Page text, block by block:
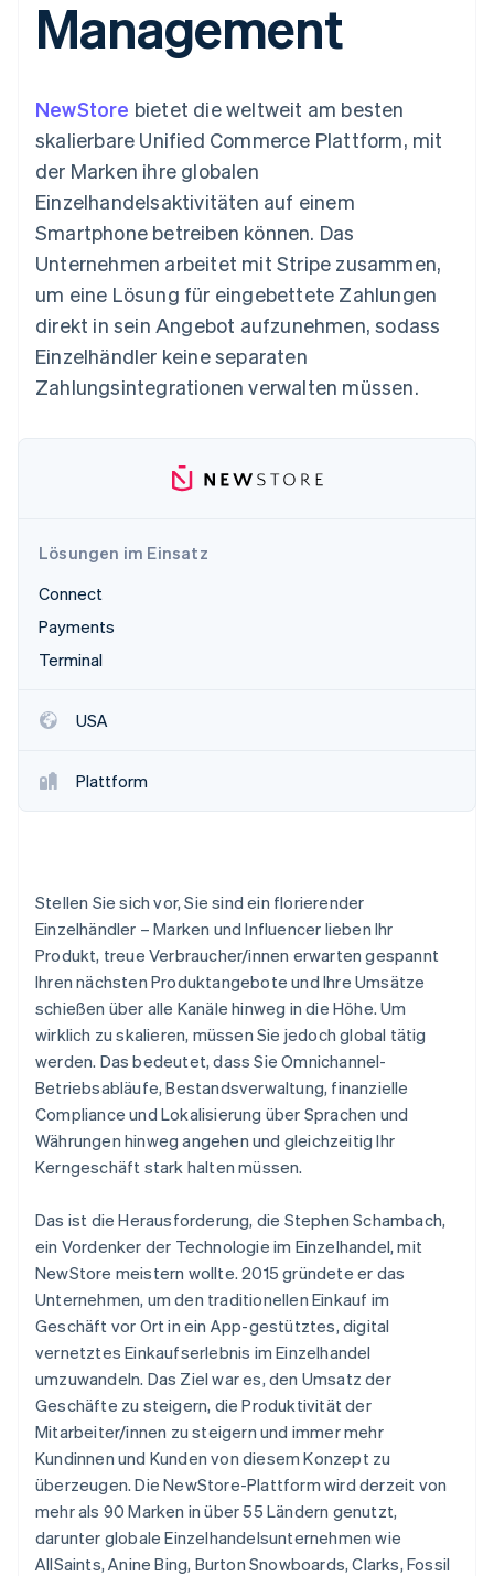
Zugriff auf mehr als
125
Authorization
Optimierung der
Autorisierungsraten
Beschleunigter
Bezahlvorgang
Financial
Connections
Verbundene
Datensynchronisierung
Start-up-Gründung
Climate
Identity
Online-Identitätsprüfung
Erfahren Sie, wie Stripe Lösungen für die
Geldmanagement
Plattformen
SaaS
Nach Branche
KI-Unternehmen
Creator Economy
Gaming
Freizeit
Versicherungen
Medien und
Unterhaltung
Gemeinnützige
Organisationen
Fachdienstleistungen
Partner
Marktplatz auf
Grundlagen der
Abonnementverwaltung
nutzungsbasierte
Abrechnung um
Stablecoin-gestützte
Karten ausgeben: So
geht´s
Bereitstellung und
Verwaltung von
Diensten mit Agenten
App-Integrationen
Produkt-Roadmap
Stripe Sessions
Stripe Press
Kontakt
Sales-Team
kontaktieren
Partner werden
Management
NewStore bietet die weltweit am besten
skalierbare Unified Commerce Plattform, mit
der Marken ihre globalen
Einzelhandelsaktivitäten auf einem
Smartphone betreiben können. Das
Unternehmen arbeitet mit Stripe zusammen,
um eine Lösung für eingebettete Zahlungen
direkt in sein Angebot aufzunehmen, sodass
Einzelhändler keine separaten
Zahlungsintegrationen verwalten müssen.
Lösungen im Einsatz
Connect
Payments
Terminal
USA
Plattform
Stellen Sie sich vor, Sie sind ein florierender
Einzelhändler – Marken und Influencer lieben Ihr
Produkt, treue Verbraucher/innen erwarten gespannt
Ihren nächsten Produktangebote und Ihre Umsätze
schießen über alle Kanäle hinweg in die Höhe. Um
wirklich zu skalieren, müssen Sie jedoch global tätig
werden. Das bedeutet, dass Sie Omnichannel-
Betriebsabläufe, Bestandsverwaltung, finanzielle
Compliance und Lokalisierung über Sprachen und
Währungen hinweg angehen und gleichzeitig Ihr
Kerngeschäft stark halten müssen.
Das ist die Herausforderung, die Stephen Schambach,
ein Vordenker der Technologie im Einzelhandel, mit
NewStore meistern wollte. 2015 gründete er das
Unternehmen, um den traditionellen Einkauf im
Geschäft vor Ort in ein App-gestütztes, digital
vernetztes Einkaufserlebnis im Einzelhandel
umzuwandeln. Das Ziel war es, den Umsatz der
Geschäfte zu steigern, die Produktivität der
Mitarbeiter/innen zu steigern und immer mehr
Kundinnen und Kunden von diesem Konzept zu
überzeugen. Die NewStore-Plattform wird derzeit von
mehr als 90 Marken in über 55 Ländern genutzt,
darunter globale Einzelhandelsunternehmen wie
AllSaints, Anine Bing, Burton Snowboards, Clarks, Fossil